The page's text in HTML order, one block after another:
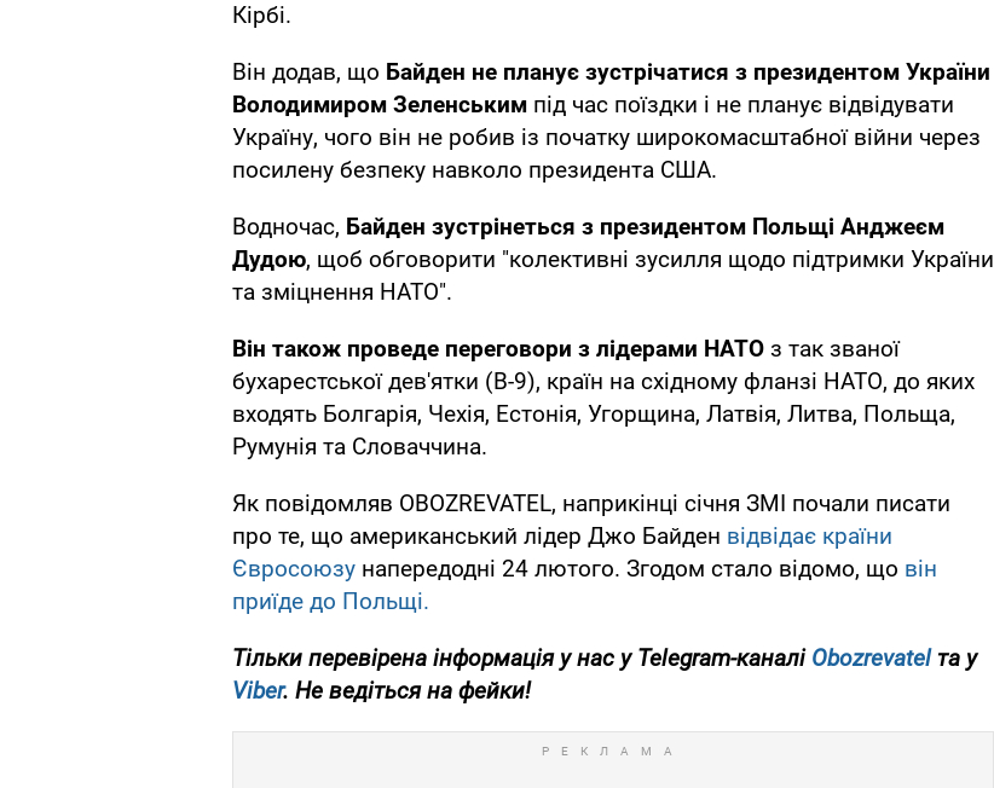
Кірбі.
Він додав, що Байден не планує зустрічатися з президентом України
Володимиром Зеленським під час поїздки і не планує відвідувати
Україну, чого він не робив із початку широкомасштабної війни через
посилену безпеку навколо президента США.
Водночас, Байден зустрінеться з президентом Польщі Анджеєм
Дудою, щоб обговорити "колективні зусилля щодо підтримки України
та зміцнення НАТО".
Він також проведе переговори з лідерами НАТО з так званої
бухарестської дев'ятки (B-9), країн на східному фланзі НАТО, до яких
входять Болгарія, Чехія, Естонія, Угорщина, Латвія, Литва, Польща,
Румунія та Словаччина.
Як повідомляв OBOZREVATEL, наприкінці січня ЗМІ почали писати
про те, що американський лідер Джо Байден відвідає країни
Євросоюзу напередодні 24 лютого. Згодом стало відомо, що він
приїде до Польщі.
Тільки перевірена інформація у нас у Telegram-каналі Obozrevatelта у
Viber. Не ведіться на фейки!